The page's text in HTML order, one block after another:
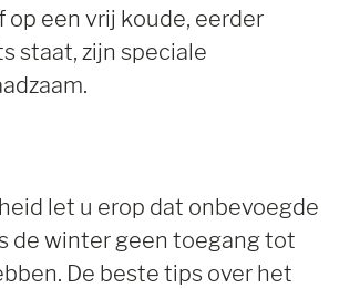
een vrij koude, eerder
staat, zijn speciale
let u erop dat onbevoegde
de winter geen toegang tot
De beste tips over het